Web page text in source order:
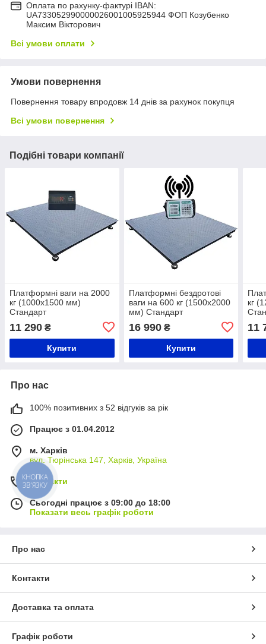
Оплата по рахунку-фактурі IBAN:
UA733052990000026001005925944 ФОП Козубенко
Максим Вікторович
Всі умови оплати
Умови повернення
Повернення товару впродовж 14 днів за рахунок покупця
Всі умови повернення
Подібні товари компанії
Платформні ваги на 2000
кг (1000х1500 мм)
Стандарт
11 290 ₴
Купити
Платформні бездротові
ваги на 600 кг (1500х2000
мм) Стандарт
16 990₴
Купити
кг
11
Про нас
100% позитивних з 52 відгуків за рік
Працює з 01.04.2012
м. Харків
вул. Тюрінська 147, Харків, Україна
Контакти
Сьогодні працює з 09:00 до 18:00
Показати весь графік роботи
Про нас
Контакти
Доставка та оплата
Графік роботи
КНОПКА
ЗВ'ЯЗКУ